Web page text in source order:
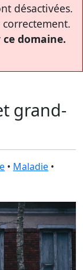
désactivées.
domaine.
grand-
• Maladie •